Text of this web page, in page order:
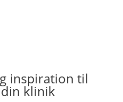
inspiration til
klinik